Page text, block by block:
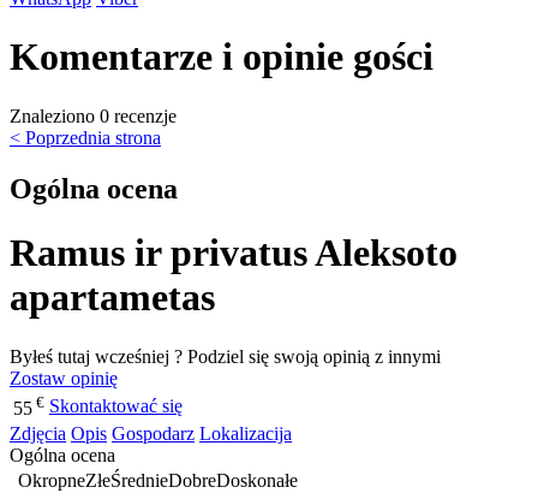
Komentarze i opinie gości
Znaleziono 0 recenzje
< Poprzednia strona
Ogólna ocena
Ramus ir privatus Aleksoto
apartametas
Byłeś tutaj wcześniej ? Podziel się swoją opinią z innymi
Zostaw opinię
55 € Skontaktować się
Zdjęcia Opis Gospodarz Lokalizacija
Ogólna ocena
OkropneZłeŚrednieDobreDoskonałe